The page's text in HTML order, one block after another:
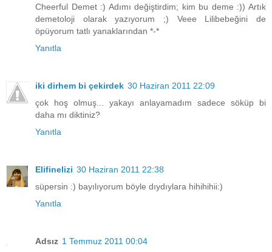
Cheerful Demet :) Adımı değiştirdim; kim bu deme :)) Artık
demetoloji olarak yazıyorum ;) Veee Lilibebeğini de
öpüyorum tatlı yanaklarından *-*
Yanıtla
iki dirhem bi çekirdek 30 Haziran 2011 22:09
çok hoş olmuş... yakayı anlayamadım sadece söküp bi
daha mı diktiniz?
Yanıtla
Elifinelizi 30 Haziran 2011 22:38
süpersin :) bayılıyorum böyle dıydıylara hihihihii:)
Yanıtla
Adsız 1 Temmuz 2011 00:04